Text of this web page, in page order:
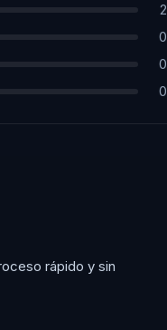
2
0
0
0
rápido y sin